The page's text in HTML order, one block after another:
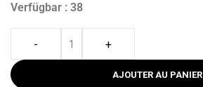
Verfügbar : 38
- +
AJOUTER AU PANIER